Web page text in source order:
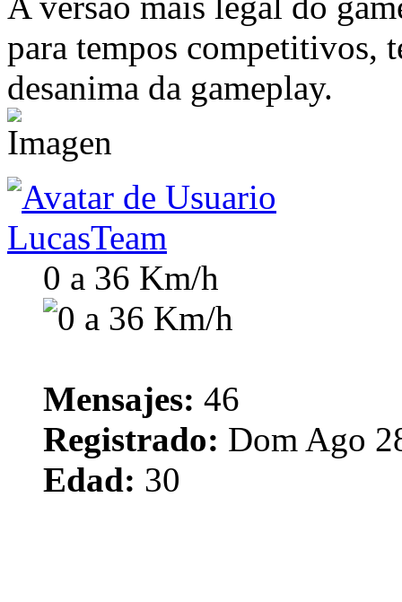
para tempos competitivos,
desanima da gameplay.
LucasTeam
0 a 36 Km/h
Mensajes: 46
Registrado: Dom Ago
Edad: 30